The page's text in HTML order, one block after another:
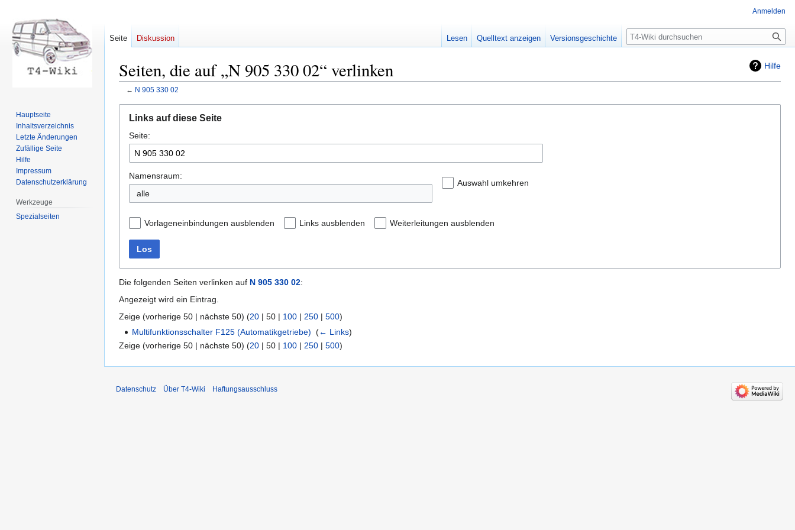
Hilfe
Seiten, die auf „N 905 330 02“ verlinken
← N 905 330 02
Navigation
springen
Suche
springen
Links auf diese Seite
Seite:
Namensraum:
Auswahl umkehren
Vorlageneinbindungen ausblenden Links ausblenden Weiterleitungen ausblenden
Los
Die folgenden Seiten verlinken auf N 905 330 02:
Angezeigt wird ein Eintrag.
Zeige (vorherige 50 | nächste 50) (20 | 50 | 100 | 250 | 500)
Multifunktionsschalter F125 (Automatikgetriebe) ‎(← Links)
Zeige (vorherige 50 | nächste 50) (20 | 50 | 100 | 250 | 500)
Anmelden
Seite Diskussion Lesen Quelltext anzeigen Versionsgeschichte Suche
Hauptseite
Inhaltsverzeichnis
Letzte Änderungen
Zufällige Seite
Hilfe
Impressum
Datenschutzerklärung
Werkzeuge
Spezialseiten
Datenschutz Über T4-Wiki Haftungsausschluss